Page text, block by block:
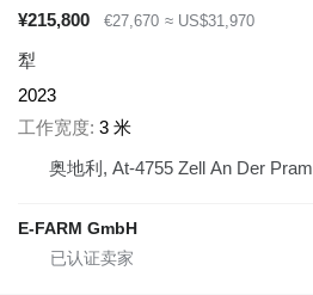
¥215,800
€27,670 ≈ US$31,970
犁
2023
工作宽度 3 米
奥地利, At-4755 Zell An Der Pram
E-FARM GmbH